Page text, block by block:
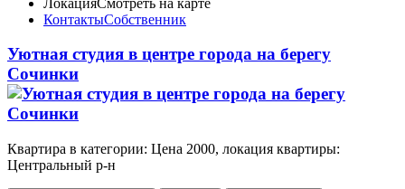
КонтактыСобственник
Уютная студия в центре города на берегу
Сочинки
Квартира в категории: Цена 2000, локация квартиры:
Центральный р-н